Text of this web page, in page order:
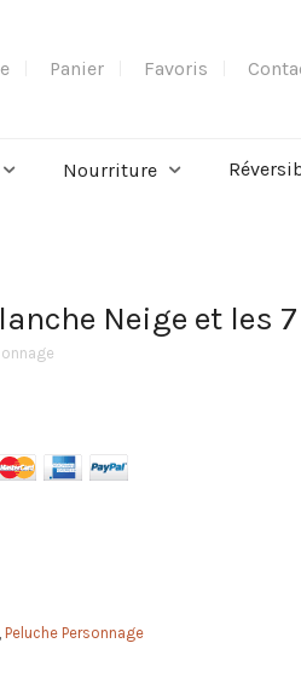
Panier Favoris
Nourriture
Neige et les
Peluche Personnage